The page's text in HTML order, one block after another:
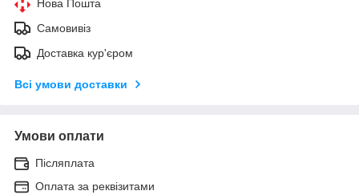
Нова Пошта
Самовивіз
Доставка кур'єром
Всі умови доставки
Умови оплати
Післяплата
Оплата за реквізитами